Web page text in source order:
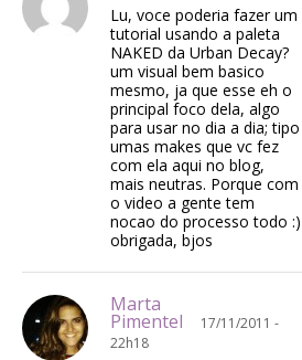
Lu, voce poderia fazer um
tutorial usando a paleta
NAKED da Urban Decay?
um visual bem basico
mesmo, ja que esse eh o
principal foco dela, algo
para usar no dia a dia; tipo
umas makes que vc fez
com ela aqui no blog,
mais neutras. Porque com
o video a gente tem
nocao do processo todo :)
obrigada, bjos
Marta
Pimentel
17/11/2011 -
22h18